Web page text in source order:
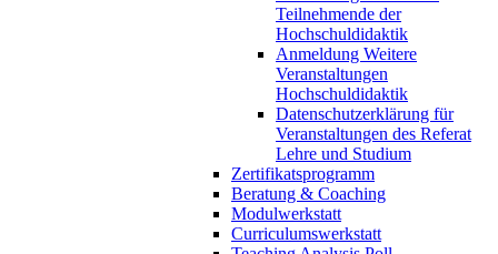
Teilnehmende der
Hochschuldidaktik
Anmeldung Weitere
Veranstaltungen
Hochschuldidaktik
Datenschutzerklärung für
Veranstaltungen des Referat
Lehre und Studium
Zertifikatsprogramm
Beratung & Coaching
Modulwerkstatt
Curriculumswerkstatt